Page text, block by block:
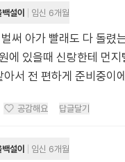
백설이 임신 6개월
써 아가 빨래도 다 돌렸
에 있을때 신랑한테 먼
아서 전 편하게 준비중이
공감해요 답글달기
백설이 임신 6개월